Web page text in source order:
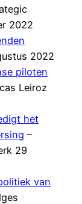
2022
2022
piloten
Leiroz
het
–
29
van